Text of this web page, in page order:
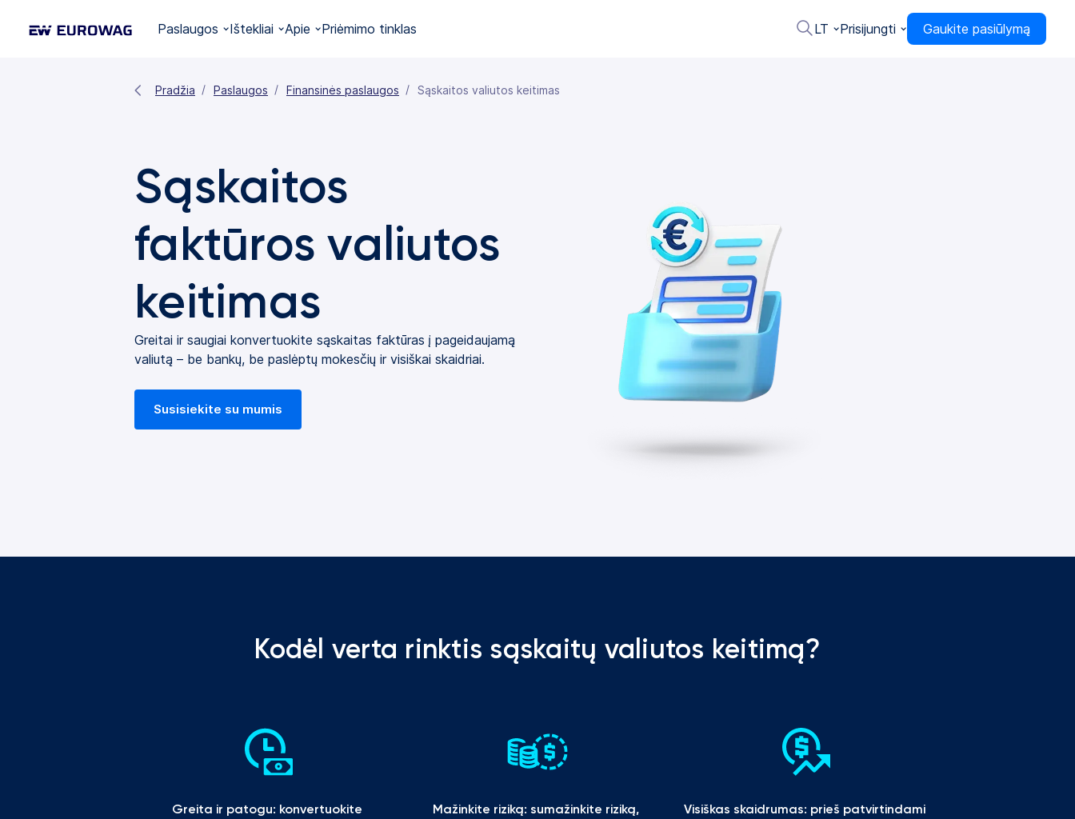
Paslaugos Ištekliai Apie Priėmimo tinklas LT Prisijungti Gaukite pasiūlymą
Pradžia Paslaugos Finansinės paslaugos Sąskaitos valiutos keitimas
Sąskaitos
faktūros valiutos
keitimas
Greitai ir saugiai konvertuokite sąskaitas faktūras į pageidaujamą
valiutą – be bankų, be paslėptų mokesčių ir visiškai skaidriai.
Susisiekite su mumis
Kodėl verta rinktis sąskaitų valiutos keitimą?
Greita ir patogu: konvertuokite
Mažinkite riziką: sumažinkite riziką,
Visiškas skaidrumas: prieš patvirtindami